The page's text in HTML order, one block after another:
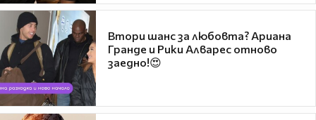
Втори шанс за любовта? Ариана
Гранде и Рики Алварес отново
заедно!😍